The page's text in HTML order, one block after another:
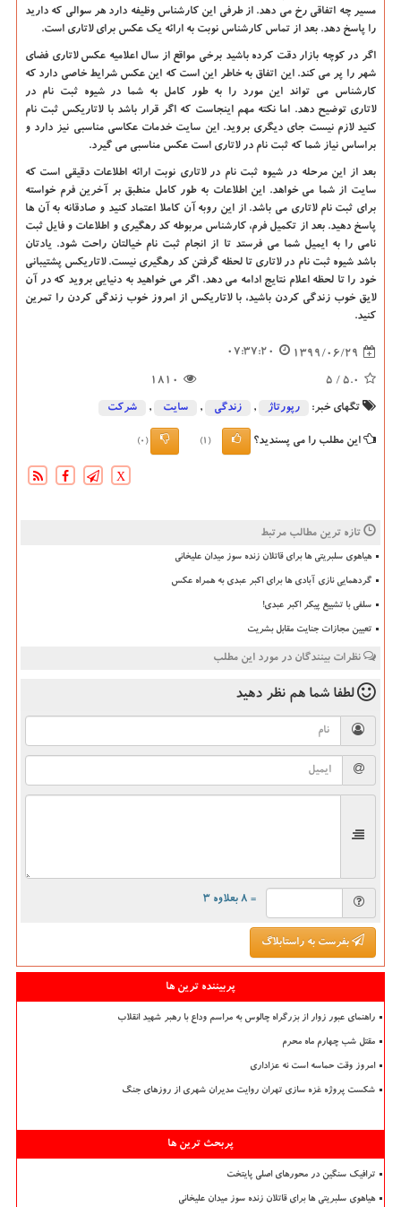
مسیر چه اتفاقی رخ می دهد. از طرفی این کارشناس وظیفه دارد هر سوالی که دارید
را پاسخ دهد. بعد از تماس کارشناس نوبت به ارائه یک عکس برای لاتاری است.
اگر در کوچه بازار دقت کرده باشید برخی مواقع از سال اعلامیه عکس لاتاری فضای
شهر را پر می کند. این اتفاق به خاطر این است که این عکس شرایط خاصی دارد که
کارشناس می تواند این مورد را به طور کامل به شما درشیوه ثبت نام در
لاتاری توضیح دهد. اما نکته مهم اینجاست که اگر قرار باشد با لاتاریکس ثبت نام
کنید لازم نیست جای دیگری بروید. این سایت خدمات عکاسی مناسبی نیز دارد و
براساس نیاز شما که ثبت نام در لاتاری است عکس مناسبی می گیرد.
بعد از این مرحله درشیوه ثبت نام در لاتاری نوبت ارائه اطلاعات دقیقی است که
سایت از شما می خواهد. این اطلاعات به طور کامل منطبق بر آخرین فرم خواسته
برای ثبت نام لاتاری می باشد. از این روبه آن کاملا اعتماد کنید و صادقانه به آن ها
پاسخ دهید. بعد از تکمیل فرم، کارشناس مربوطه کد رهگیری و اطلاعات و فایل ثبت
نامی را به ایمیل شما می فرستد تا از انجام ثبت نام خیالتان راحت شود. یادتان
باشدشیوه ثبت نام در لاتاری تا لحظه گرفتن کد رهگیری نیست. لاتاریکس پشتیبانی
خود را تا لحظه اعلام نتایج ادامه می دهد. اگر می خواهید به دنیایی بروید که در آن
لایق خوب زندگی کردن باشید، با لاتاریکس از امروز خوب زندگی کردن را تمرین
کنید.
1399/06/29
07:37:20
5.0
/ 5
1810
تگهای خبر: رپورتاژ , زندگی , سایت , شركت
این مطلب را می پسندید؟ (1)
(0)
X
تازه ترین مطالب مرتبط
هیاهوی سلبریتی ها برای قاتلان زنده سوز میدان علیخانی
گردهمایی نازی آبادی ها برای اکبر عبدی به همراه عکس
سلفی با تشییع پیکر اکبر عبدی!
تعیین مجازات جنایت مقابل بشریت
نظرات بینندگان در مورد این مطلب
لطفا شما هم نظر دهید
= ۸ بعلاوه ۳
بفرست به راستابلاگ
پربیننده ترین ها
راهنمای عبور زوار از بزرگراه چالوس به مراسم وداع با رهبر شهید انقلاب
مقتل شب چهارم ماه محرم
امروز وقت حماسه است نه عزاداری
شکست پروژه غزه سازی تهران روایت مدیران شهری از روزهای جنگ
پربحث ترین ها
ترافیک سنگین در محورهای اصلی پایتخت
هیاهوی سلبریتی ها برای قاتلان زنده سوز میدان علیخانی